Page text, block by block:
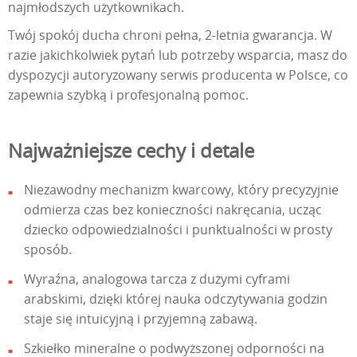
najmłodszych użytkownikach.
Twój spokój ducha chroni pełna, 2-letnia gwarancja. W
razie jakichkolwiek pytań lub potrzeby wsparcia, masz do
dyspozycji autoryzowany serwis producenta w Polsce, co
zapewnia szybką i profesjonalną pomoc.
Najważniejsze cechy i detale
Niezawodny mechanizm kwarcowy, który precyzyjnie
odmierza czas bez konieczności nakręcania, ucząc
dziecko odpowiedzialności i punktualności w prosty
sposób.
Wyraźna, analogowa tarcza z dużymi cyframi
arabskimi, dzięki której nauka odczytywania godzin
staje się intuicyjną i przyjemną zabawą.
Szkiełko mineralne o podwyższonej odporności na